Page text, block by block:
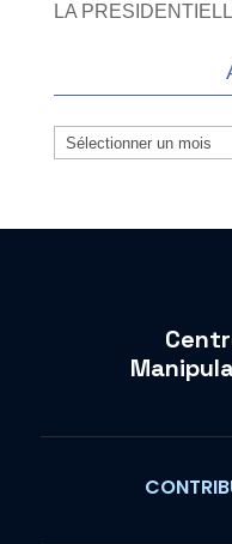
LA
Archives